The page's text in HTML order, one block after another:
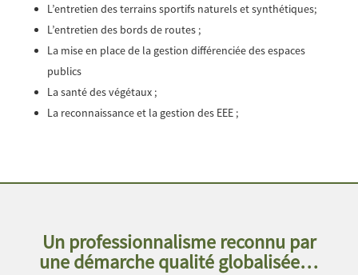
L’entretien des terrains sportifs naturels et synthétiques;
L’entretien des bords de routes ;
La mise en place de la gestion différenciée des espaces
publics
La santé des végétaux ;
La reconnaissance et la gestion des EEE ;
Un professionnalisme reconnu par
une démarche qualité globalisée…